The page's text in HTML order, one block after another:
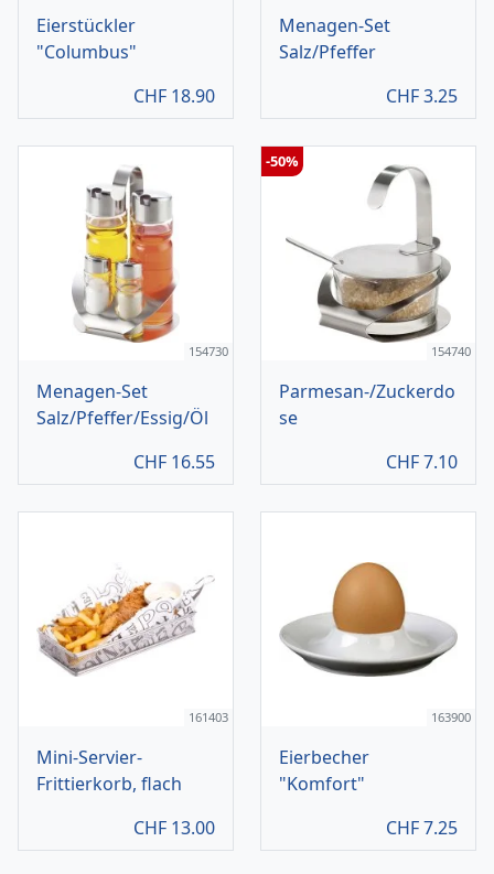
Eierstückler
"Columbus"
CHF 18.90
Menagen-Set
Salz/Pfeffer
CHF3.25
154730
Menagen-Set
Salz/Pfeffer/Essig/Öl
CHF 16.55
154740
Parmesan-/Zuckerdo
se
CHF7.10
-50%
161403
Mini-Servier-
Frittierkorb, flach
CHF 13.00
163900
Eierbecher
"Komfort"
CHF7.25